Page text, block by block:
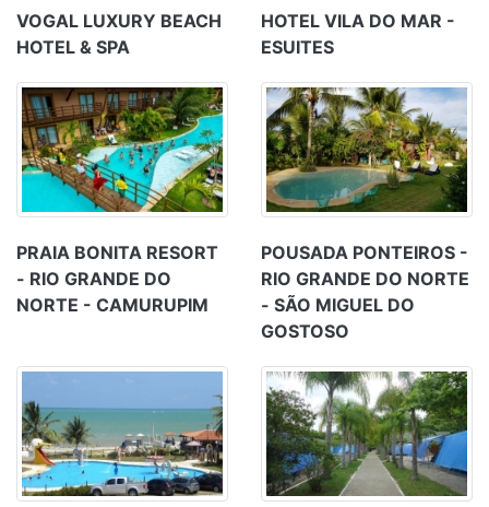
VOGAL LUXURY BEACH
HOTEL & SPA
HOTEL VILA DO MAR -
ESUITES
PRAIA BONITA RESORT
- RIO GRANDE DO
NORTE - CAMURUPIM
POUSADA PONTEIROS -
RIO GRANDE DO NORTE
- SÃO MIGUEL DO
GOSTOSO